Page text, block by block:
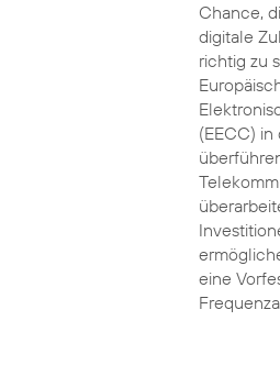
Chance,
digitale
richtig zu
(EECC)
eine